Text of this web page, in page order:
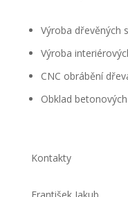
Výroba dřevěných
Výroba
CNC obrábění
Obklad
Kontakty